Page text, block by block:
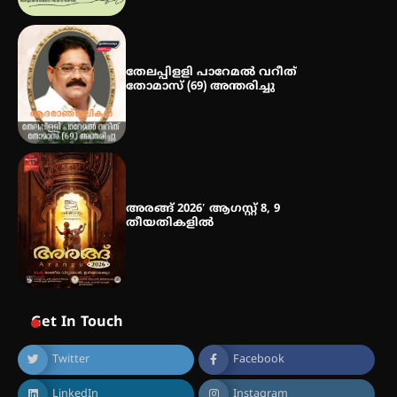
തേലപ്പിളളി പാറേമൽ വറീത്
തോമാസ് (69) അന്തരിച്ചു
അരങ്ങ് 2026′ ആഗസ്റ്റ് 8, 9
തീയതികളിൽ
Get In Touch
Twitter Facebook